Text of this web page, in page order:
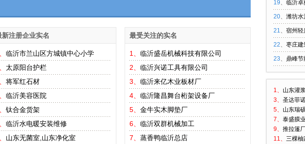
新注册企业实名
临沂市兰山区方城镇中心小学
太原阳台护栏
将军红石材
临沂美容医院
钛合金货架
临沂水电暖安装维修
山东无菌室,山东净化室
最受关注的实名
1、 临沂盛岳机械科技有限公司
2、 临沂兴诺工具有限公司
3、 临沂来亿木业板材厂
4、 临沂隆昌舞台桁架设备厂
5、 金牛实木脚垫厂
6、 临沂双群机械加工
7、 蒸香鸭临沂总店
19、 临沂卓
20、 潍坊水
21、 宿州轻
22、 枣庄建
23、 鼎峰节
1、 山东灌
3、 圣达菲
5、 山东瑞
7、 泰盛膜业
9、 推拉篷
11、 三棵柚